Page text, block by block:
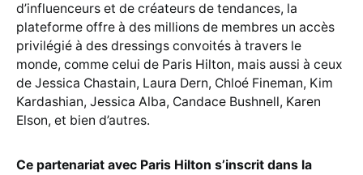
d’influenceurs et de créateurs de tendances, la
plateforme offre à des millions de membres un accès
privilégié à des dressings convoités à travers le
monde, comme celui de Paris Hilton, mais aussi à ceux
de Jessica Chastain, Laura Dern, Chloé Fineman, Kim
Kardashian, Jessica Alba, Candace Bushnell, Karen
Elson, et bien d’autres.
Ce partenariat avec Paris Hilton s’inscrit dans la